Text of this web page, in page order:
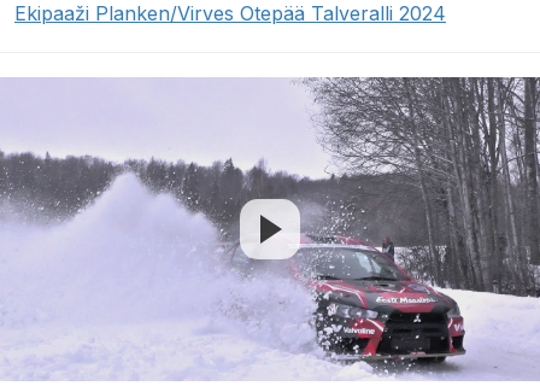
Ekipaaži Planken/Virves Otepää Talveralli 2024